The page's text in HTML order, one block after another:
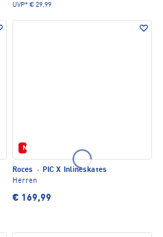
UVP* € 29,99
Neu
Roces · PIC X Inlineskates
Herren
€ 169,99